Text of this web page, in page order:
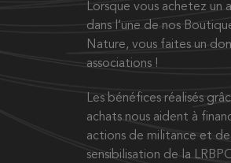
Lorsque vous achetez un
dans l’une de nos
Nature, vous faites un
associations !
Les bénéfices réalisés
achats nous aident à
actions de militance et de
sensibilisation de la